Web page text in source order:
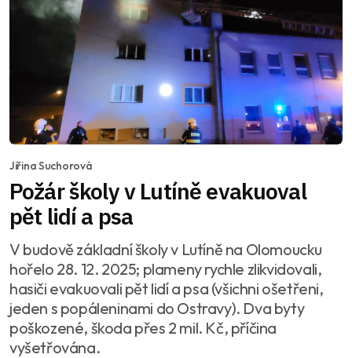
Jiřina Suchorová
Požár školy v Lutíně evakuoval
pět lidí a psa
V budově základní školy v Lutíně na Olomoucku
hořelo 28. 12. 2025; plameny rychle zlikvidovali,
hasiči evakuovali pět lidí a psa (všichni ošetřeni,
jeden s popáleninami do Ostravy). Dva byty
poškozené, škoda přes 2 mil. Kč, příčina
vyšetřována.